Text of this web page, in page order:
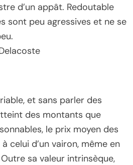
d’un appât. Redoutable
sont peu agressives et ne se
et sans parler des
des montants que
le prix moyen des
celui d’un vairon, même en
sa valeur intrinsèque,